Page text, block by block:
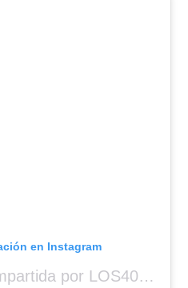
en Instagram
Una publicación compartida por LOS40 Panamá (@los40panama)